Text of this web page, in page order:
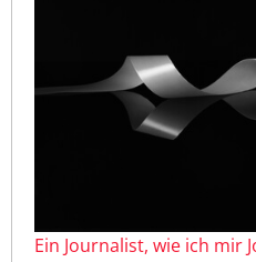
Ein Journalist, wie ich mir